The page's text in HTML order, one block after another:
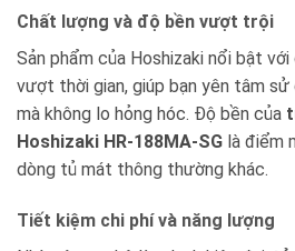
Chất lượng và độ bền vượt trội
Sản phẩm của Hoshizaki nổi bật
vượt thời gian, giúp bạn yên tâm sử
mà không lo hỏng hóc. Độ bền của
Hoshizaki HR-188MA-SG là điểm
dòng tủ mát thông thường khác.
Tiết kiệm chi phí và năng lượng